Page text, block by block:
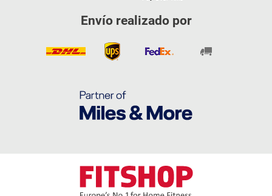
Envío realizado por